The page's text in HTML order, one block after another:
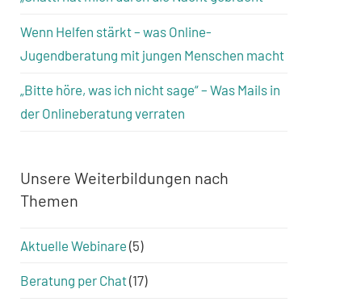
Wenn Helfen stärkt – was Online-
Jugendberatung mit jungen Menschen macht
„Bitte höre, was ich nicht sage“ – Was Mails in
der Onlineberatung verraten
Unsere Weiterbildungen nach
Themen
Aktuelle Webinare (5)
Beratung per Chat(17)